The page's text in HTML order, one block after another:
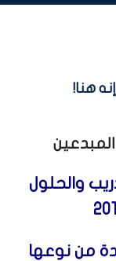
هنا!
والحلول
من نوعها